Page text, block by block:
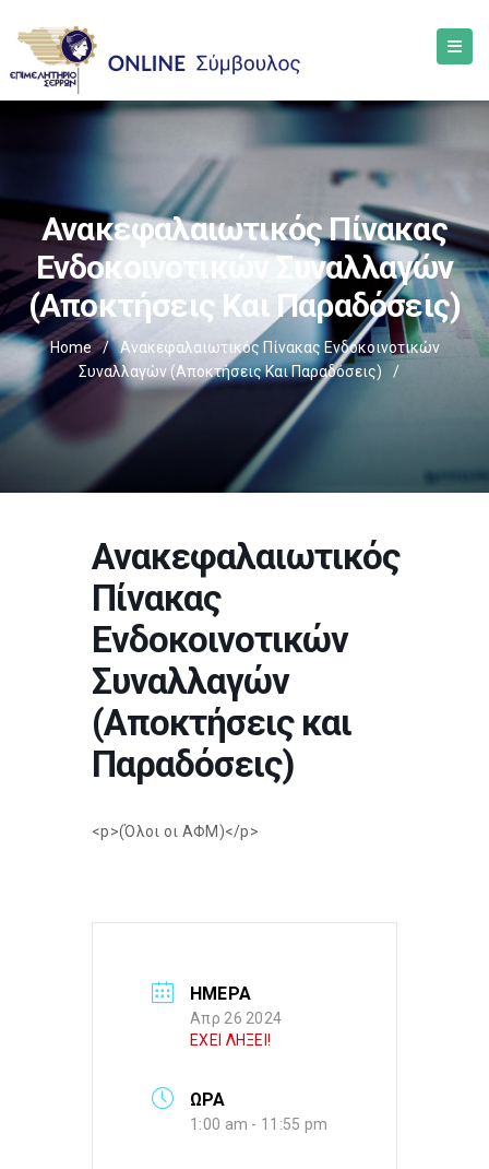
Ανακεφαλαιωτικός Πίνακας
Ενδοκοινοτικών Συναλλαγών
(Αποκτήσεις Και Παραδόσεις)
Home /
Ανακεφαλαιωτικός Πίνακας Ενδοκοινοτικών
Συναλλαγών (Αποκτήσεις Και Παραδόσεις)
/
Ανακεφαλαιωτικός
Πίνακας
Ενδοκοινοτικών
Συναλλαγών
(Αποκτήσεις και
Παραδόσεις)
<p>(Όλοι οι ΑΦΜ)</p>
ΗΜΕΡΑ
Απρ 26 2024
ΕΧΕΙ ΛΗΞΕΙ!
ΩΡΑ
1:00 am - 11:55 pm